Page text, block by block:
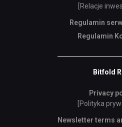
[Relacje
Regulamin
Regulamin
Bitfold
Privacy
[Polityka
Newsletter terms